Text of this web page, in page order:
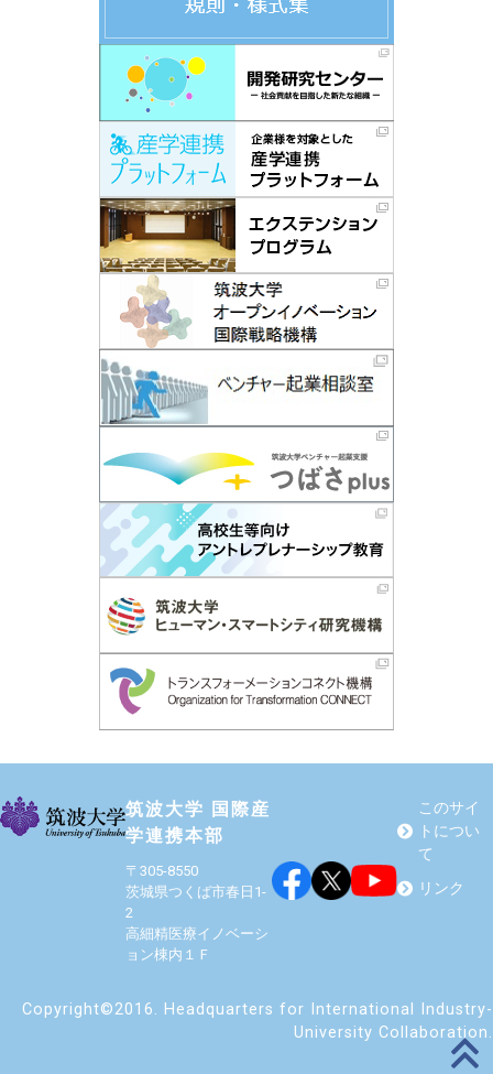
筑波大学 国際産
学連携本部
〒305-8550
茨城県つくば市春日1-
2
高細精医療イノベーシ
ョン棟内１Ｆ
このサイ
トについ
て
リンク
Copyright©2016. Headquarters for International Industry-
University Collaboration.